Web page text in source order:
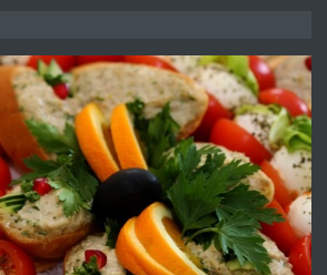
преди 2 години
УДЪЛЖАВАНЕ НА ЧОВЕШКИЯТ
ЖИВОТ И ПОДОБРЯВАНЕ НА
НЕГОВОТО КАЧЕСТВО
преди 2 години